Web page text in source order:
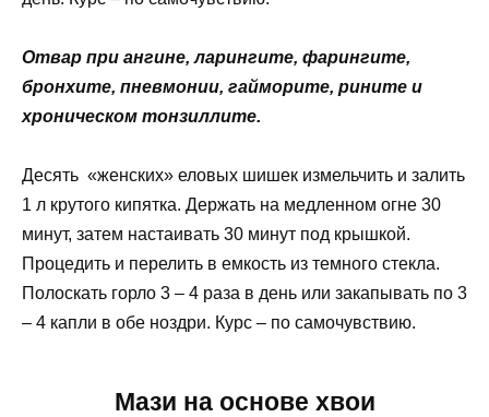
Отвар при ангине, ларингите, фарингите,
бронхите, пневмонии, гайморите, рините и
хроническом тонзиллите.
Десять «женских» еловых шишек измельчить и залить
1 л крутого кипятка. Держать на медленном огне 30
минут, затем настаивать 30 минут под крышкой.
Процедить и перелить в емкость из темного стекла.
Полоскать горло 3 – 4 раза в день или закапывать по 3
– 4 капли в обе ноздри. Курс – по самочувствию.
Мази на основе хвои